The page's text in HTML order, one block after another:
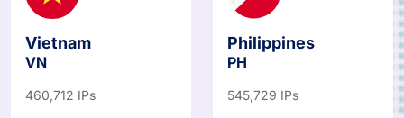
Vietnam
VN
460,712 IPs
Philippines
PH
545,729 IPs